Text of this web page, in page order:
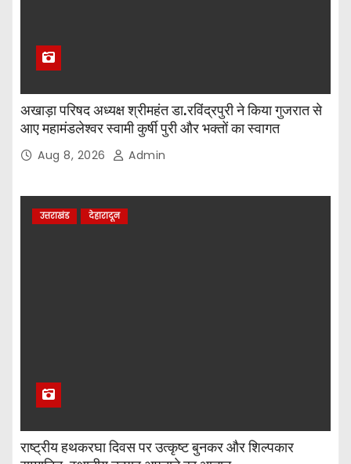
अखाड़ा परिषद अध्यक्ष श्रीमहंत डा.रविंद्रपुरी ने किया गुजरात से
आए महामंडलेश्वर स्वामी कुर्षी पुरी और भक्तों का स्वागत
Aug 8, 2026 Admin
उत्तराखंड देहारादून
राष्ट्रीय हथकरघा दिवस पर उत्कृष्ट बुनकर और शिल्पकार